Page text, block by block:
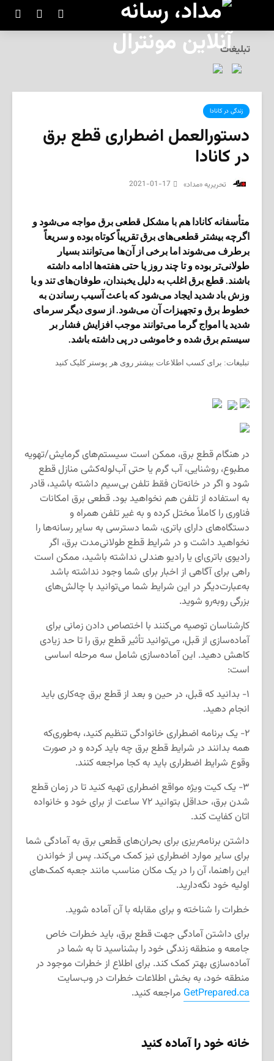
تبلیغات
زندگی در کانادا
دستورالعمل اضطراری قطع برق
در کانادا
‌ تحریریه «مداد» 2021-01-17
متأسفانه کانادا هم با مشکل قطعی برق مواجه می‌شود و
اگرچه بیشتر قطعی‌های برق تقریباً کوتاه بوده و سریعاً
برطرف می‌شوند اما برخی از آن‌ها می‌توانند بسیار
طولانی‌تر بوده و تا چند روز یا حتی هفته‌ها ادامه داشته
باشند. قطع برق اغلب به دلیل یخبندان، طوفان‌های تند و یا
وزش باد شدید ایجاد می‌شود که باعث آسیب رساندن به
خطوط برق و تجهیزات آن می‌شود. از سوی دیگر سرمای
شدید یا امواج گرما می‌توانند موجب افزایش فشار بر
سیستم برق شده و خاموشی در پی داشته باشد.
تبلیغات: برای کسب اطلاعات بیشتر روی هر پوستر کلیک کنید
در هنگام قطع برق، ممکن است سیستم‌های گرمایش/تهویه
مطبوع، روشنایی، آب گرم یا حتی آب‌لوله‌کشی منازل قطع
شود و اگر در خانه‌تان فقط تلفن بی‌سیم داشته باشید، قادر
به استفاده از تلفن هم نخواهید بود. قطعی برق امکانات
فناوری را کاملاً مختل کرده و به غیر تلفن همراه و
دستگاه‌های دارای باتری، شما دسترسی به سایر رسانه‌ها را
نخواهید داشت و در شرایط قطع طولانی‌مدت برق، اگر
رادیوی باتری‌ای یا رادیو هندلی نداشته باشید، ممکن است
راهی برای آگاهی از اخبار برای شما وجود نداشته باشد
به‌عبارت‌دیگر در این شرایط شما می‌توانید با چالش‌های
بزرگی روبه‌رو شوید.
کارشناسان توصیه می‌کنند با اختصاص دادن زمانی برای
آماده‌سازی از قبل، می‌توانید تأثیر قطع برق را تا حد زیادی
کاهش دهید. این آماده‌سازی شامل سه مرحله اساسی
است:
۱- بدانید که قبل، در حین و بعد از قطع برق چه‌کاری باید
انجام دهید.
۲- یک برنامه اضطراری خانوادگی تنظیم کنید، به‌طوری‌که
همه بدانند در شرایط قطع برق چه باید کرده و در صورت
وقوع شرایط اضطراری باید به کجا مراجعه کنند.
۳- یک کیت ویژه مواقع اضطراری تهیه کنید تا در زمان قطع
شدن برق، حداقل بتوانید ۷۲ ساعت از برای خود و خانواده
اتان کفایت کند.
داشتن برنامه‌ریزی برای بحران‌های قطعی برق به آمادگی شما
برای سایر موارد اضطراری نیز کمک می‌کند. پس از خواندن
این راهنما، آن را در یک مکان مناسب مانند جعبه کمک‌های
اولیه خود نگه‌دارید.
خطرات را شناخته و برای مقابله با آن آماده شوید.
برای داشتن آمادگی جهت قطع برق، باید خطرات خاص
جامعه و منطقه زندگی خود را بشناسید تا به شما در
آماده‌سازی بهتر کمک کند. برای اطلاع از خطرات موجود در
منطقه خود، به بخش اطلاعات خطرات در وب‌سایت
GetPrepared.ca مراجعه کنید.
خانه خود را آماده کنید